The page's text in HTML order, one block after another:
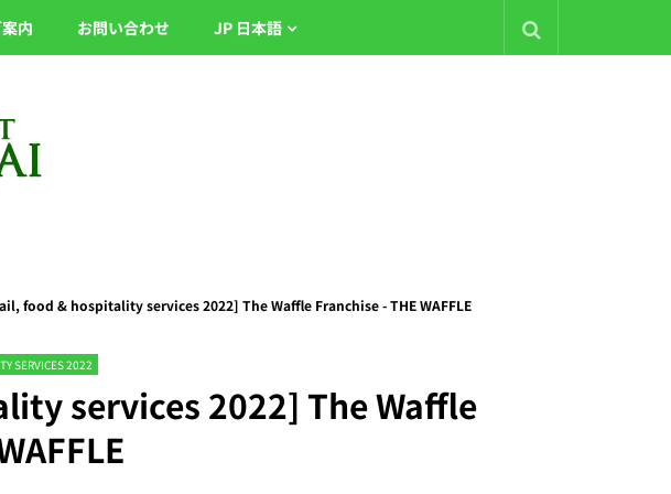
内 お問い合わせ JP 日本語
food & hospitality services 2022] The Waffle Franchise - THE WAFFLE
SERVICES 2022
services 2022] The Waffle